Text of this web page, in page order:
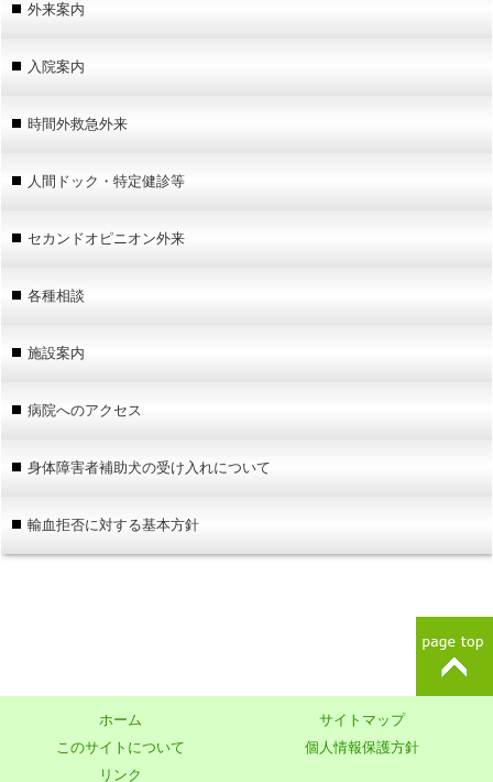
外来案内
入院案内
時間外救急外来
人間ドック・特定健診等
セカンドオピニオン外来
各種相談
施設案内
病院へのアクセス
身体障害者補助犬の受け入れについて
輸血拒否に対する基本方針
ホーム
サイトマップ
このサイトについて
個人情報保護方針
リンク